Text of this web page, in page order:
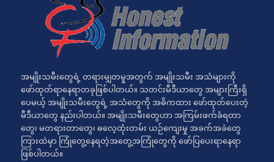
အမျိုးသမီးတွေရဲ့ တရားမျှတမှုအတွက် အမျိုးသမီး အသံများကို
ဖော်ထုတ်ရာနေရာတခုဖြစ်ပါတယ်။ သတင်းမီဒီယာတွေ အများကြီးရှိ
ပေမယ့် အမျိုးသမီးတွေရဲ့ အသံတွေကို အဓိကထား ဖော်ထုတ်ပေးတဲ့
မီဒီယာတွေ နည်းပါတယ်။ အမျိုးသမီးတွေဟာ အကြမ်းဖက်ခံရတာ
တွေ၊ မတရားတာတွေ၊ ဓလေ့ထုံးတမ်း ယဉ်ကျေးမှု အခက်အခဲတွေ
ကြားထဲမှာ ကြုံတွေ့နေရတဲ့အတွေ့အကြုံတွေကို ဖော်ပြပေးရာနေရာ
ဖြစ်ပါတယ်။